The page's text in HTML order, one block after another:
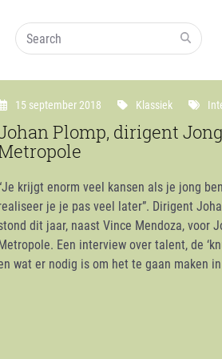
Search
15 september 2018 Klassiek
Plomp, dirigent Jong
krijgt enorm veel kansen als je jong
je je pas veel later”. Dirigent
dit jaar, naast Vince Mendoza, voor
Een interview over talent, de
wat er nodig is om het te gaan maken